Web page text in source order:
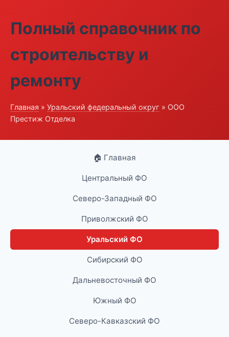
Полный справочник по
строительству и
ремонту
Главная » Уральский федеральный округ » ООО
Престиж Отделка
🏠 Главная
Центральный ФО
Северо-Западный ФО
Приволжский ФО
Уральский ФО
Сибирский ФО
Дальневосточный ФО
Южный ФО
Северо-Кавказский ФО